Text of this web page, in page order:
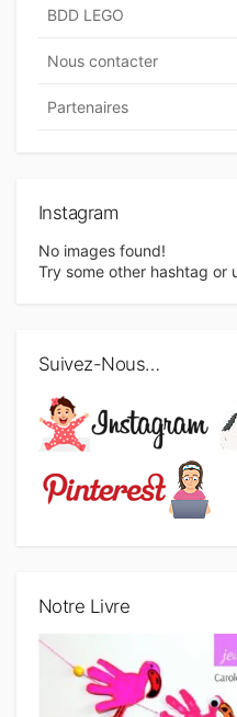
BDD LEGO
Nous contacter
Partenaires
Instagram
No images found!
Try some other hashtag or
Suivez-Nous…
Notre Livre